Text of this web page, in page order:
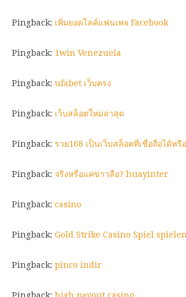
Pingback: เพิ่มยอดไลค์แฟนเพจ Facebook
Pingback: 1win Venezuela
Pingback: ufabet เว็บตรง
Pingback: เว็บสล็อตใหม่ล่าสุด
Pingback: รวย168 เป็นเว็บสล็อตที่เชื่อถือได้หรื
Pingback: จริงหรือแค่ข่าวลือ? huayinter
Pingback: casino
Pingback: Gold Strike Casino Spiel spielen
Pingback: pinco indir